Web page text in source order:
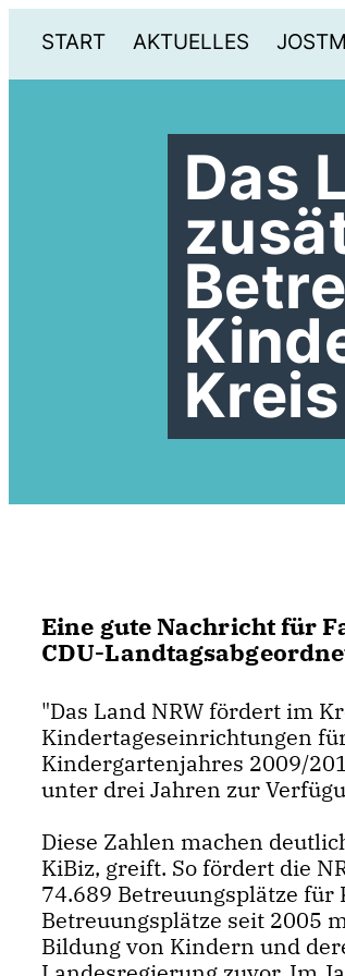
START AKTUELLES
Das
Eine gute Nachricht für
CDU-
"Das Land NRW fördert im
Kindertageseinrichtungen
Kindergartenjahres 2009/
unter drei Jahren zur
Diese Zahlen machen
KiBiz, greift. So fördert die
74.689 Betreuungsplätze
Betreuungsplätze seit 2005
Bildung von Kindern und